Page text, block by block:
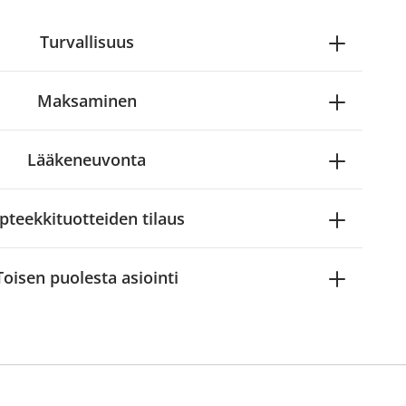
Turvallisuus
Maksaminen
Lääkeneuvonta
tilaus
puolesta asiointi